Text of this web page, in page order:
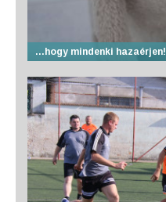
…hogy mindenki hazaérjen!